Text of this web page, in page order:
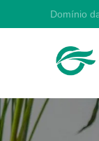
Domínio